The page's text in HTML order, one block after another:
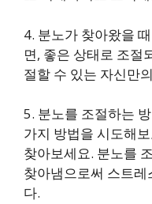
4. 분노가 찾아왔을
면, 좋은 상태로 조절
절할 수 있는 자신만
5. 분노를 조절하는
가지 방법을 시도해
찾아보세요. 분노를
찾아냄으로써 스트
다.